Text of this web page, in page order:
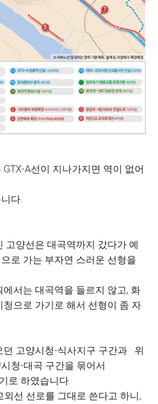
A선이 지나가지면 역이 없어
다.
고양선은 대곡역까지 갔다가 예
로 가는 부자연 스러운 선형을
서는 대곡역을 들르지 않고, 화
으로 가기로 해서 선형이 좀 자
던 고양시청-식사지구 구간과 위
청-대곡 구간을 묶어서
로 하였습니다.
선 선로를 그대로 쓴다고 하니,